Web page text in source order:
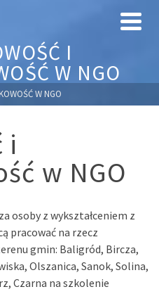
I
W NGO
W NGO
i
w NGO
osoby z wykształceniem z
pracować na rzecz
gmin: Baligród, Bircza,
Olszanica, Sanok, Solina,
Czarna na szkolenie